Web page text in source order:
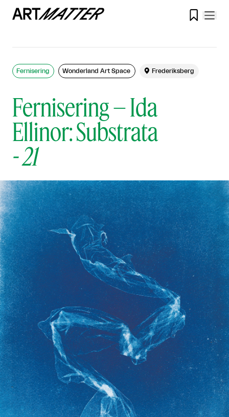

Fernisering – Ida
Ellinor: Substrata
-21
Fernisering Wonderland Art Space  Frederiksberg